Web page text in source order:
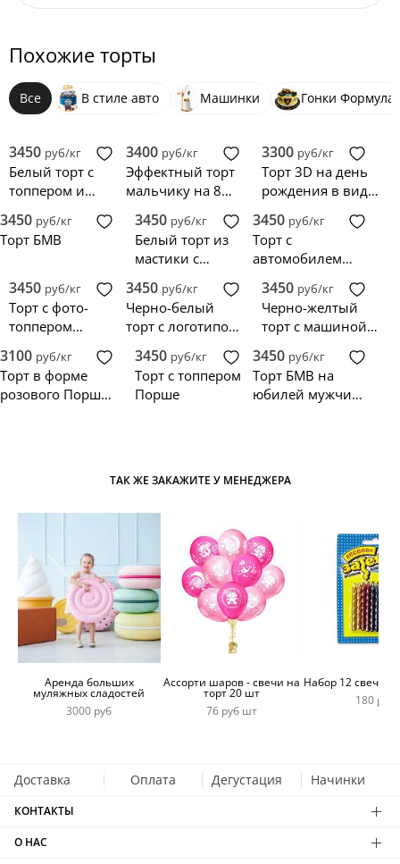
Похожие торты
Все В стиле авто Машинки Гонки Формула
3450 руб/кг
Белый торт с
топпером и
машины Ниссан
3400 руб/кг
Эффектный торт
мальчику на 8
3300 руб/кг
Торт 3D на день
рождения в виде
Гелендваген
3450 руб/кг
Торт БМВ
3450 руб/кг
Белый торт из
мастики с
3450 руб/кг
Торт с
автомобилем
логотипом
3450 руб/кг
Торт с фото-
топпером
3450 руб/кг
Черно-белый
торт с логотипом
3450 руб/кг
Черно-желтый
торт с машиной
3100 руб/кг
Торт в форме
розового Порше
3450 руб/кг
Торт с топпером
Порше
3450 руб/кг
Торт БМВ на
юбилей мужчине
ТАК ЖЕ ЗАКАЖИТЕ У МЕНЕДЖЕРА
Аренда больших
муляжных сладостей
3000 руб
Ассорти шаров - свечи на
торт 20 шт
76 руб шт
Набор 12 свечей
180 руб
Доставка Оплата Дегустация Начинки
КОНТАКТЫ
О НАС